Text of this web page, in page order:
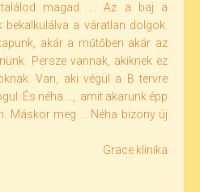
magad. ... Az a baj a
bekalkulálva a váratlan dolgok.
akár a műtőben akár az
Persze vannak, akiknek ez
Van, aki végül a B tervre
És néha ..., amit akarunk épp
Máskor meg ... Néha bizony új
Grace klinika